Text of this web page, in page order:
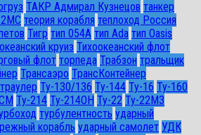
ТАКР Адмирал Кузнецов танкер
теория корабля теплоход Россия
Тигр тип 054А тип Ada тип Oasis
круиз Тихоокеанский флот
флот торпеда Трабзон тральщик
Трансаэро ТрансКонтейнер
траулер Ту-130/136 Ту-144 Ту-16 Ту-160
Ту-214 Ту-214ОН Ту-22 Ту-22М3
турбулентность ударный
корабль ударный самолет УДК